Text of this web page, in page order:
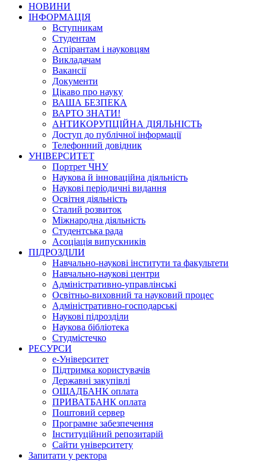
НОВИНИ
ІНФОРМАЦІЯ
Вступникам
Студентам
Аспірантам і науковцям
Викладачам
Вакансії
Документи
Цікаво про науку
ВАША БЕЗПЕКА
ВАРТО ЗНАТИ!
АНТИКОРУПЦІЙНА ДІЯЛЬНІСТЬ
Доступ до публічної інформації
Телефонний довідник
УНІВЕРСИТЕТ
Портрет ЧНУ
Наукова й інноваційна діяльність
Наукові періодичні видання
Освітня діяльність
Сталий розвиток
Міжнародна діяльність
Студентська рада
Асоціація випускників
ПІДРОЗДІЛИ
Навчально-наукові інститути та факультети
Навчально-наукові центри
Адміністративно-управлінські
Освітньо-виховний та науковий процес
Адміністративно-господарські
Наукові підрозділи
Наукова бібліотека
Студмістечко
РЕСУРСИ
е-Університет
Підтримка користувачів
Державні закупівлі
ОЩАДБАНК оплата
ПРИВАТБАНК оплата
Поштовий сервер
Програмне забезпечення
Інституційний репозитарій
Сайти університету
Запитати у ректора